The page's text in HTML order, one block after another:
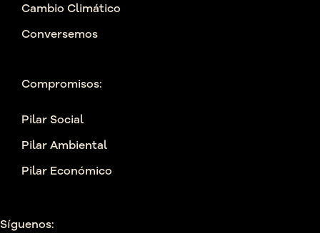
Cambio Climático
Conversemos
Compromisos:
Pilar Social
Pilar Ambiental
Pilar Económico
Síguenos: